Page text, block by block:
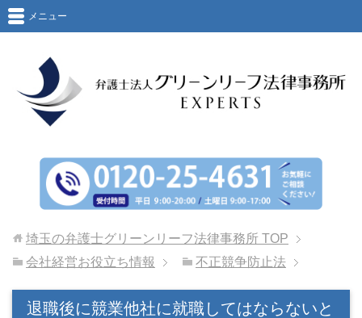
メニュー
埼玉の弁護士グリーンリーフ法律事務所 TOP
会社経営お役立ち情報
不正競争防止法
退職後に競業他社に就職してはならないと